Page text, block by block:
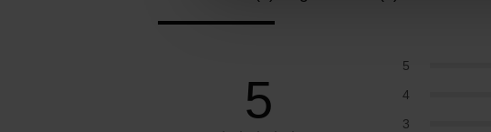
5
5
4
3